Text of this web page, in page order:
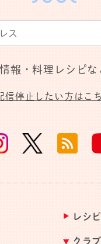
報・料理レシピな
信停止したい方はこ
レシピ
クラブ